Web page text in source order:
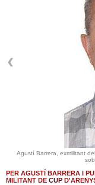
Agustí Barrera, exmilitant
PER AGUSTÍ BARRERA I
MILITANT DE CUP